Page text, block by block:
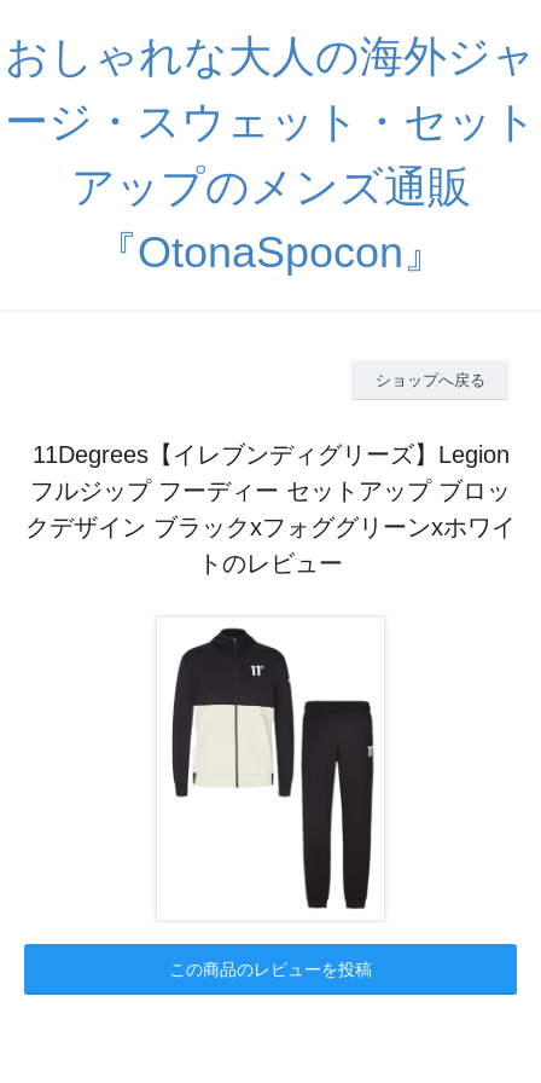
おしゃれな大人の海外ジャ
ージ・スウェット・セット
アップのメンズ通販
『OtonaSpocon』
ショップへ戻る
11Degrees【イレブンディグリーズ】Legion
フルジップ フーディー セットアップ ブロッ
クデザイン ブラックxフォググリーンxホワイ
トのレビュー
この商品のレビューを投稿